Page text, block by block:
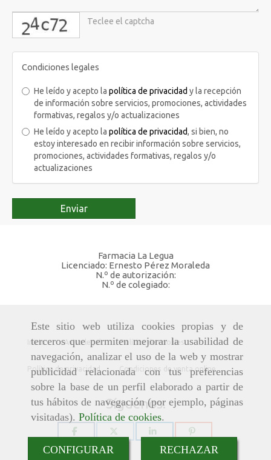
Este sitio web utiliza cookies propias y de
terceros que permiten mejorar la usabilidad de
navegación, analizar el uso de la web y mostrar
publicidad relacionada con tus preferencias
sobre la base de un perfil elaborado a partir de
tus hábitos de navegación (por ejemplo, páginas
visitadas). Política de cookies.
CONFIGURAR RECHAZAR
captcha
Condiciones legales
He leído y acepto la política de privacidad y la recepción
de información sobre servicios, promociones, actividades
formativas, regalos y/o actualizaciones
He leído y acepto la política de privacidad, si bien, no
estoy interesado en recibir información sobre servicios,
promociones, actividades formativas, regalos y/o
actualizaciones
Enviar
Farmacia La Legua
Licenciado: Ernesto Pérez Moraleda
N.º de autorización:
N.º de colegiado:
Inicio Aviso legal Política de cookies
Política de privacidad Condiciones de venta online
Síguenos: